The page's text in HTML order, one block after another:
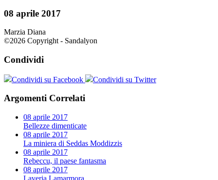
08 aprile 2017
Marzia Diana
©2026 Copyright - Sandalyon
Condividi
Condividi su Facebook Condividi su Twitter
Argomenti Correlati
08 aprile 2017
Bellezze dimenticate
08 aprile 2017
La miniera di Seddas Moddizzis
08 aprile 2017
Rebeccu, il paese fantasma
08 aprile 2017